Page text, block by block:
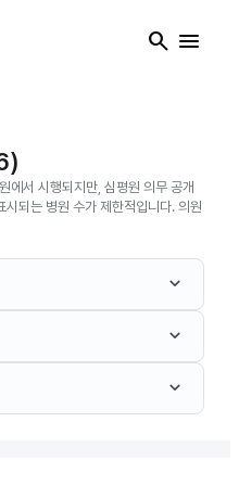
search menu
에서 시행되지만, 심평원 의무 공개
시되는 병원 수가 제한적입니다. 의원
keyboard_arrow_down
keyboard_arrow_down
keyboard_arrow_down